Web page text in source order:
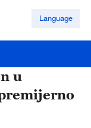
Language
u